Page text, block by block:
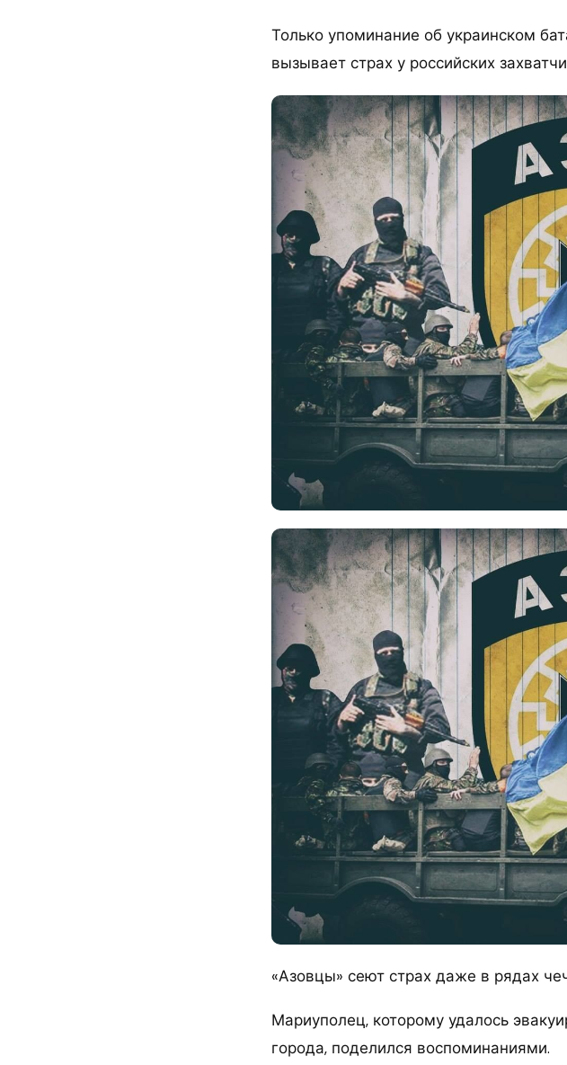
Только упоминание об украинском
вызывает страх у российских
«Азовцы» сеют страх даже в рядах
Мариуполец, которому удалось
города, поделился воспоминаниями.